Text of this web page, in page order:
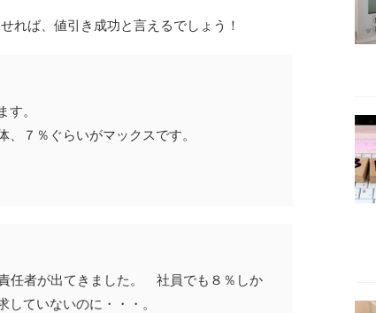
れば、値引き成功と言えるでしょう！
。
７％ぐらいがマックスです。
任者が出てきました。 社員でも８％しか
ていないのに・・・。